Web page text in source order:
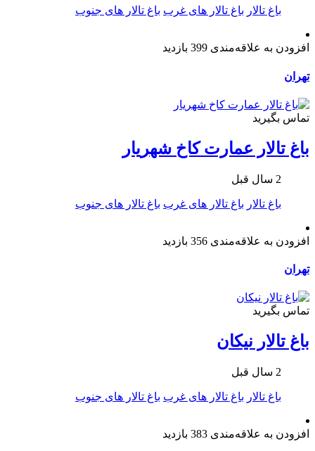
باغ تالار باغ تالار های غرب باغ تالار های جنوب
افزودن به علاقه‌مندی 399 بازدید
تهران
تماس بگیرید
باغ تالار عمارت کاخ شهریار
2 سال قبل
باغ تالار باغ تالار های غرب باغ تالار های جنوب
افزودن به علاقه‌مندی 356 بازدید
تهران
تماس بگیرید
باغ تالار نیکان
2 سال قبل
باغ تالار باغ تالار های غرب باغ تالار های جنوب
افزودن به علاقه‌مندی 383 بازدید